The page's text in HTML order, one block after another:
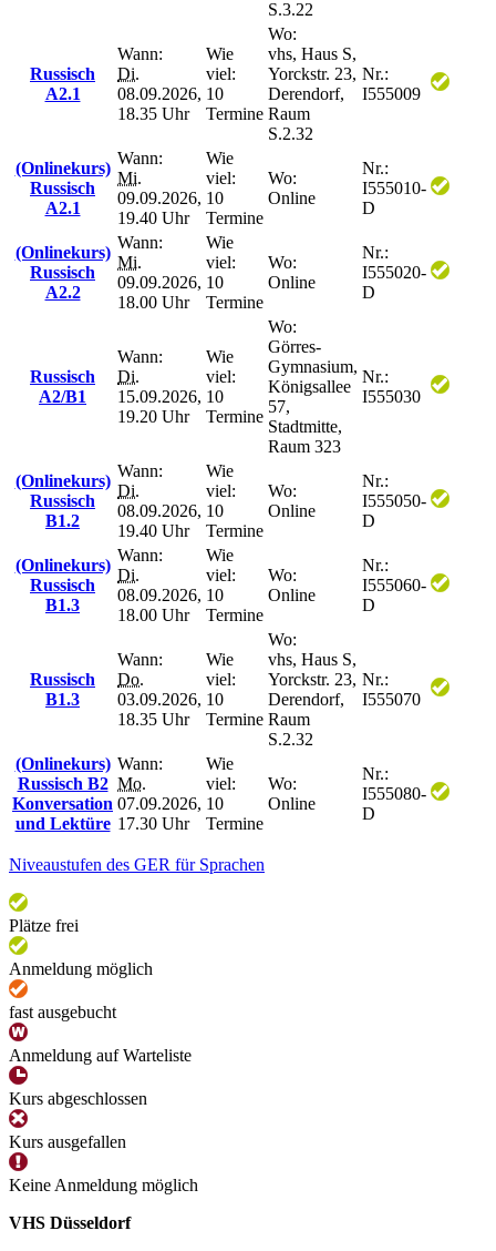
S.3.22
Russisch
A2.1
Wann:
Di.
08.09.2026,
18.35 Uhr
Wie
viel:
10
Termine
Wo:
vhs, Haus S,
Yorckstr. 23,
Derendorf,
Raum
S.2.32
Nr.:
I555009
(Onlinekurs)
Russisch
A2.1
Wann:
Mi.
09.09.2026,
19.40 Uhr
Wie
viel:
10
Termine
Wo:
Online
Nr.:
I555010-
D
(Onlinekurs)
Russisch
A2.2
Wann:
Mi.
09.09.2026,
18.00 Uhr
Wie
viel:
10
Termine
Wo:
Online
Nr.:
I555020-
D
Russisch
A2/B1
Wann:
Di.
15.09.2026,
19.20 Uhr
Wie
viel:
10
Termine
Wo:
Görres-
Gymnasium,
Königsallee
57,
Stadtmitte,
Raum 323
Nr.:
I555030
(Onlinekurs)
Russisch
B1.2
Wann:
Di.
08.09.2026,
19.40 Uhr
Wie
viel:
10
Termine
Wo:
Online
Nr.:
I555050-
D
(Onlinekurs)
Russisch
B1.3
Wann:
Di.
08.09.2026,
18.00 Uhr
Wie
viel:
10
Termine
Wo:
Online
Nr.:
I555060-
D
Russisch
B1.3
Wann:
Do.
03.09.2026,
18.35 Uhr
Wie
viel:
10
Termine
Wo:
vhs, Haus S,
Yorckstr. 23,
Derendorf,
Raum
S.2.32
Nr.:
I555070
(Onlinekurs)
Russisch B2
Konversation
und Lektüre
Wann:
Mo.
07.09.2026,
17.30 Uhr
Wie
viel:
10
Termine
Wo:
Online
Nr.:
I555080-
D
Niveaustufen des GER für Sprachen
Plätze frei
Anmeldung möglich
fast ausgebucht
Anmeldung auf Warteliste
Kurs abgeschlossen
Kurs ausgefallen
Keine Anmeldung möglich
VHS Düsseldorf